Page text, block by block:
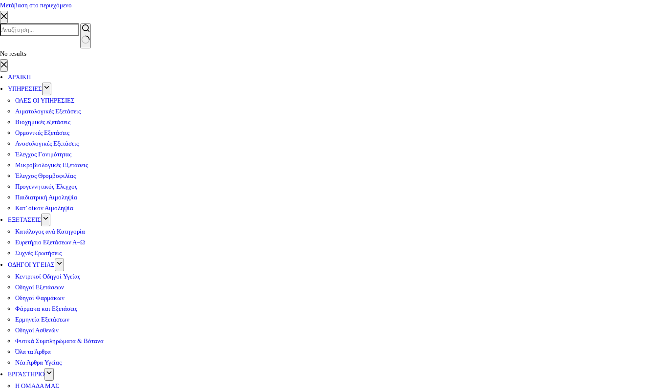
Μετάβαση στο περιεχόμενο
No results
ΑΡΧΙΚΗ
ΥΠΗΡΕΣΙΕΣ
ΟΛΕΣ ΟΙ ΥΠΗΡΕΣΙΕΣ
Αιματολογικές Εξετάσεις
Βιοχημικές εξετάσεις
Ορμονικές Εξετάσεις
Ανοσολογικές Εξετάσεις
Έλεγχος Γονιμότητας
Μικροβιολογικές Εξετάσεις
Έλεγχος Θρομβοφιλίας
Προγεννητικός Έλεγχος
Παιδιατρική Αιμοληψία
Κατ’ οίκον Αιμοληψία
ΕΞΕΤΑΣΕΙΣ
Κατάλογος ανά Κατηγορία
Ευρετήριο Εξετάσεων Α–Ω
Συχνές Ερωτήσεις
ΟΔΗΓΟΙ ΥΓΕΙΑΣ
Κεντρικοί Οδηγοί Υγείας
Οδηγοί Εξετάσεων
Οδηγοί Φαρμάκων
Φάρμακα και Εξετάσεις
Ερμηνεία Εξετάσεων
Οδηγοί Ασθενών
Φυτικά Συμπληρώματα & Βότανα
Όλα τα Άρθρα
Νέα Άρθρα Υγείας
ΕΡΓΑΣΤΗΡΙΟ
Η ΟΜΑΔΑ ΜΑΣ